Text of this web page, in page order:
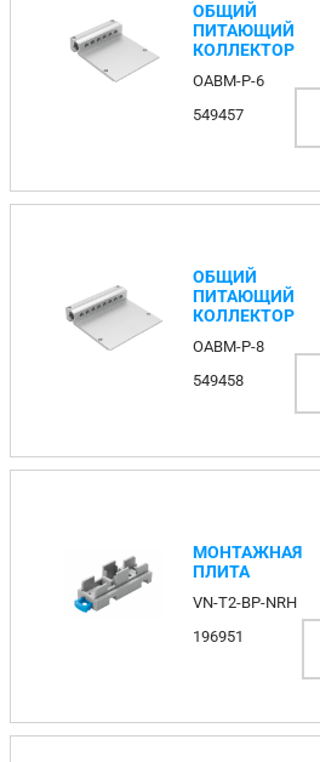
ОБЩИЙ
ПИТАЮЩИЙ
КОЛЛЕКТОР
OABM-P-6
549457
ОБЩИЙ
ПИТАЮЩИЙ
КОЛЛЕКТОР
OABM-P-8
549458
МОНТАЖНАЯ
ПЛИТА
VN-T2-BP-NRH
196951